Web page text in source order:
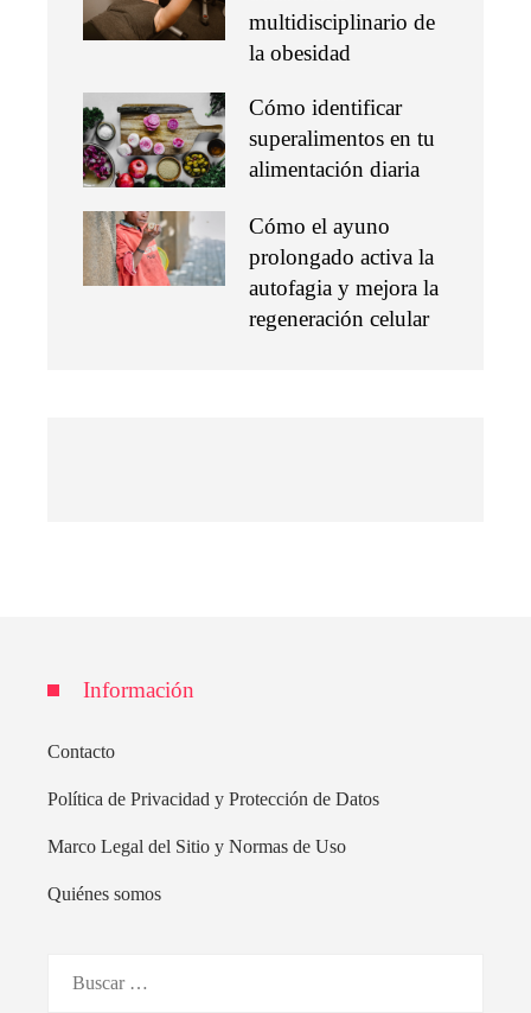
multidisciplinario de
la obesidad
Cómo identificar
superalimentos en tu
alimentación diaria
Cómo el ayuno
prolongado activa la
autofagia y mejora la
regeneración celular
Información
Contacto
Política de Privacidad y Protección de Datos
Marco Legal del Sitio y Normas de Uso
Quiénes somos